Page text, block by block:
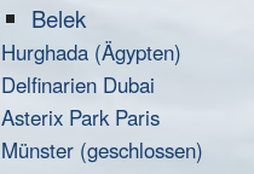
Belek
Hurghada (Ägypten)
Delfinarien Dubai
Asterix Park Paris
Münster (geschlossen)